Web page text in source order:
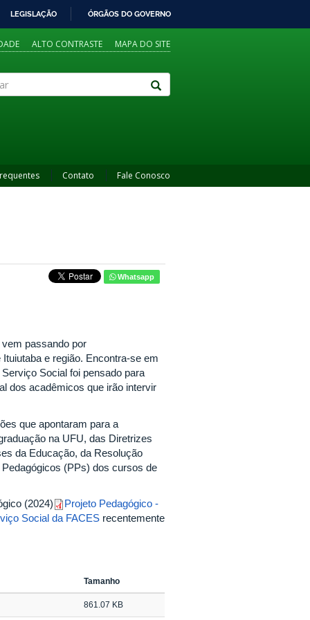
LEGISLAÇÃO ÓRGÃOS DO GOVERNO
ALTO CONTRASTE MAPA DO SITE
Contato Fale Conosco
Whatsapp
passando por
e região. Encontra-se em
Social foi pensado para
dos acadêmicos que irão intervir
que apontaram para a
na UFU, das Diretrizes
da Educação, da Resolução
(PPs) dos cursos de
(2024)
Projeto Pedagógico -
Social da FACES recentemente
Tamanho
861.07 KB